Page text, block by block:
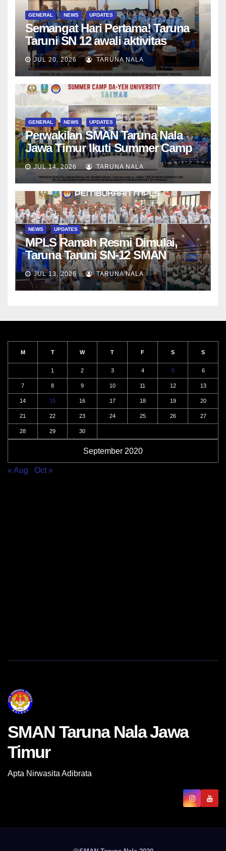
GENERAL NEWS UPDATES
Semangat Hari Pertama! Taruna
Taruni SN 12 awali aktivitas
bersama Wali Kelas dan Tes
Asesmen Diagnostik
JUL 20, 2026 TARUNA NALA
GENERAL NEWS UPDATES
Perwakilan SMAN Taruna Nala
Jawa Timur Ikuti Summer Camp
di Da-Yeh University, Taiwan
JUL 14, 2026 TARUNA NALA
NEWS UPDATES
MPLS Ramah Resmi Dimulai,
Taruna Taruni SN-12 SMAN
Taruna Nala Jawa Timur Siap
Menjalani Tahun Ajaran Baru
JUL 13, 2026 TARUNA NALA
September 2020
M T W T F S S
1 2 3 4 5 6
7 8 9 10 11 12 13
14 15 16 17 18 19 20
21 22 23 24 25 26 27
28 29 30
« Aug Oct »
SMAN Taruna Nala Jawa
Timur
Apta Nirwasita Adibrata